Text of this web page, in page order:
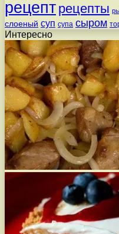
рецепт рецепты
слоеный суп супа сыром
Интересно